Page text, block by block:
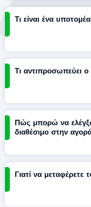
Τι είναι ένα
Τι αντιπροσωπεύει
Πώς μπορώ να
διαθέσιμο στην
Γιατί να